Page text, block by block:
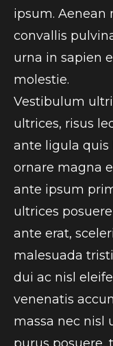
ipsum.
convallis
urna in sapien
molestie.
Vestibulum
ultrices, risus
ante ligula quis
ornare magna
ante ipsum
ultrices
ante erat,
malesuada
dui ac nisl
venenatis
massa nec nisl